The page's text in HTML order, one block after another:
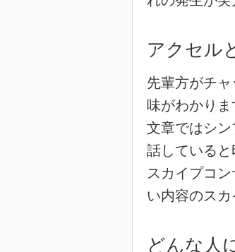
アクセル
先輩方がチ
味がわかりま
文章ではシ
話していると
スカイプコ
い内容のスカ
どんな人